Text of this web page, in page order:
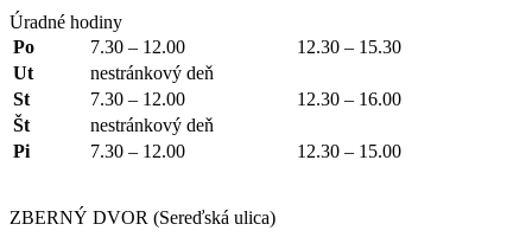
Úradné hodiny
Po
7.30 – 12.00
12.30 – 15.30
Ut
nestránkový deň
St
7.30 – 12.00
12.30 – 16.00
Št
nestránkový deň
Pi
7.30 – 12.00 12.30 – 15.00
ZBERNÝ DVOR (Sereďská ulica)